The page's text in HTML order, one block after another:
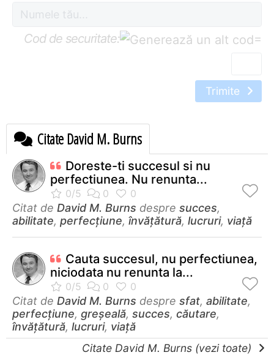
Cod de securitate: =
Trimite
Citate David M. Burns
Doreste-ti succesul si nu
perfectiunea. Nu renunta...
Citat de David M. Burns despre succes,
abilitate, perfecţiune, învățătură, lucruri, viață
Cauta succesul, nu perfectiunea,
niciodata nu renunta la...
Citat de David M. Burns despre sfat, abilitate,
perfecţiune, greșeală, succes, căutare,
învățătură, lucruri, viață
Citate David M. Burns (vezi toate)